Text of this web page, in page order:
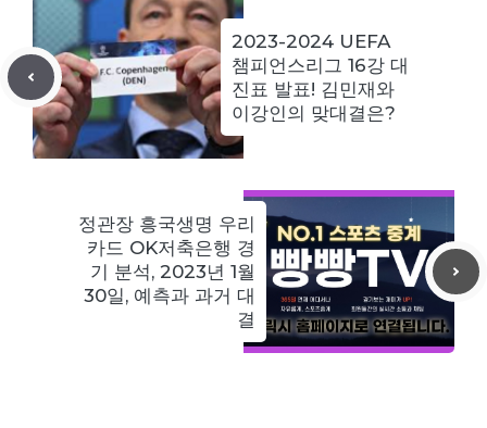
2023-2024 UEFA
챔피언스리그 16강 대
진표 발표! 김민재와
이강인의 맞대결은?
정관장 흥국생명 우리
카드 OK저축은행 경
기 분석, 2023년 1월
30일, 예측과 과거 대
결